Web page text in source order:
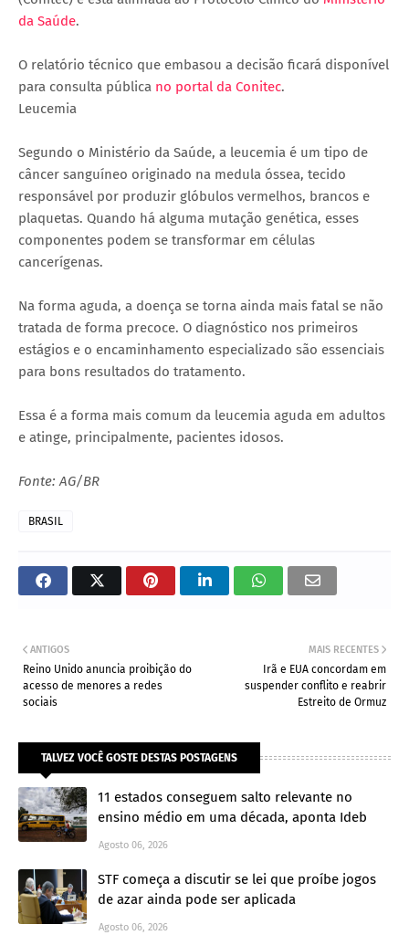
da Saúde.
O relatório técnico que embasou a decisão ficará disponível
para consulta pública no portal da Conitec.
Leucemia
Segundo o Ministério da Saúde, a leucemia é um tipo de
câncer sanguíneo originado na medula óssea, tecido
responsável por produzir glóbulos vermelhos, brancos e
plaquetas. Quando há alguma mutação genética, esses
componentes podem se transformar em células
cancerígenas.
Na forma aguda, a doença se torna ainda mais fatal se não
tratada de forma precoce. O diagnóstico nos primeiros
estágios e o encaminhamento especializado são essenciais
para bons resultados do tratamento.
Essa é a forma mais comum da leucemia aguda em adultos
e atinge, principalmente, pacientes idosos.
Fonte: AG/BR
BRASIL
MAIS RECENTES
Irã e EUA concordam em
suspender conflito e reabrir
Estreito de Ormuz
ANTIGOS
Reino Unido anuncia proibição do
acesso de menores a redes
sociais
TALVEZ VOCÊ GOSTE DESTAS POSTAGENS
11 estados conseguem salto relevante no
ensino médio em uma década, aponta Ideb
Agosto 06, 2026
STF começa a discutir se lei que proíbe jogos
de azar ainda pode ser aplicada
Agosto 06, 2026